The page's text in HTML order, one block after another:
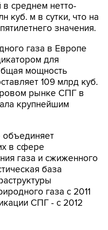
среднем нетто-
куб. м в сутки, что на
значения.
газа в Европе
для
мощность
109 млрд куб.
рынке СПГ в
крупнейшим
объединяет
в сфере
газа и сжиженного
база
газа с 2011
СПГ - с 2012